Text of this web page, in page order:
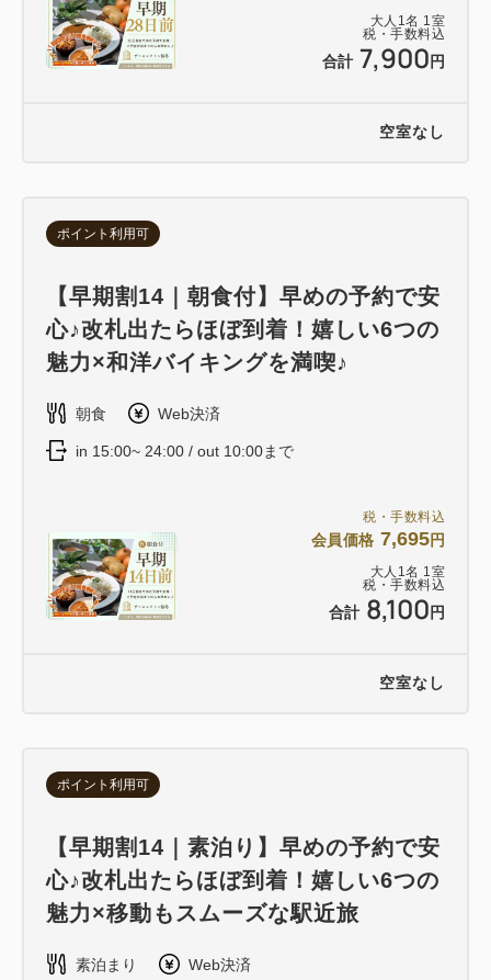
大人 1 名 1 室
税・手数料込
合計 7,900 円
空室なし
税・手数料込
会員価格 7,695円
大人 1 名 1 室
税・手数料込
合計 8,100 円
ポイント利用可
【早期割14｜朝食付】早めの予約で安
心♪改札出たらほぼ到着！嬉しい6つの
魅力×和洋バイキングを満喫♪
朝食 Web決済
in 15:00~ 24:00 / out 10:00まで
空室なし
ポイント利用可
【早期割14｜素泊り】早めの予約で安
心♪改札出たらほぼ到着！嬉しい6つの
魅力×移動もスムーズな駅近旅
素泊まり Web決済